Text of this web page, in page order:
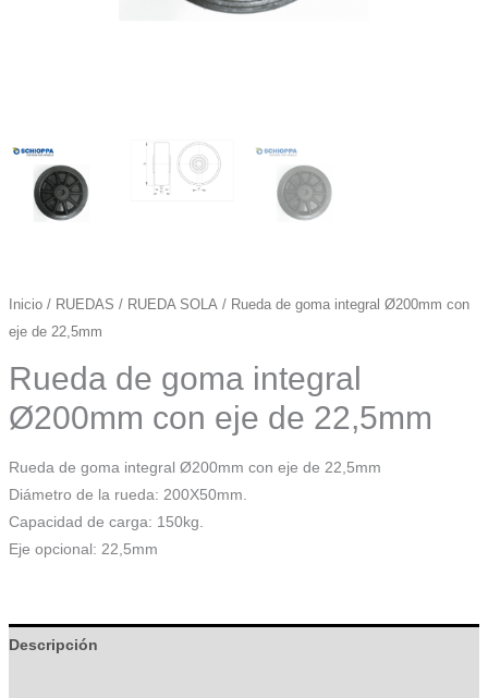
Inicio/ RUEDAS / RUEDA SOLA/ Rueda de goma integral Ø200mm con
eje de 22,5mm
Rueda de goma integral
Ø200mm con eje de 22,5mm
Rueda de goma integral Ø200mm con eje de 22,5mm
Diámetro de la rueda: 200X50mm.
Capacidad de carga: 150kg.
Eje opcional: 22,5mm
Descripción